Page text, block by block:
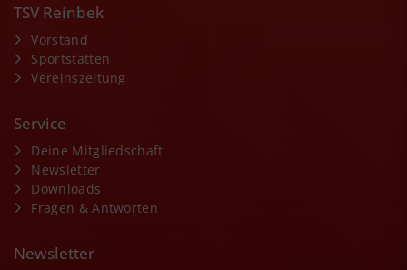
TSV Reinbek
Vorstand
Sportstätten
Vereinszeitung
Service
Deine Mitgliedschaft
Newsletter
Downloads
Fragen & Antworten
Newsletter